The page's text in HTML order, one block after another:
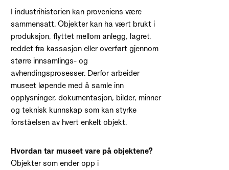
I industrihistorien kan proveniens være
sammensatt. Objekter kan ha vært brukt i
produksjon, flyttet mellom anlegg, lagret,
reddet fra kassasjon eller overført gjennom
større innsamlings- og
avhendingsprosesser. Derfor arbeider
museet løpende med å samle inn
opplysninger, dokumentasjon, bilder, minner
og teknisk kunnskap som kan styrke
forståelsen av hvert enkelt objekt.
Hvordan tar museet vare på objektene?
Objekter som ender opp i